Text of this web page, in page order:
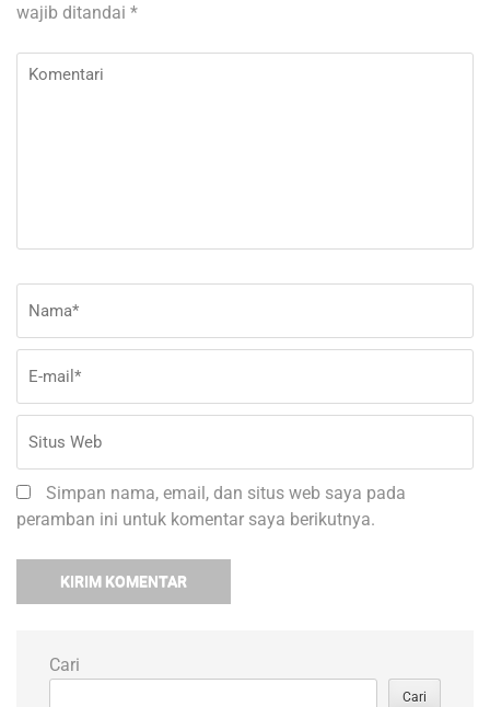
wajib ditandai *
Komentari
Simpan nama, email, dan situs web saya pada
peramban ini untuk komentar saya berikutnya.
Cari
Cari